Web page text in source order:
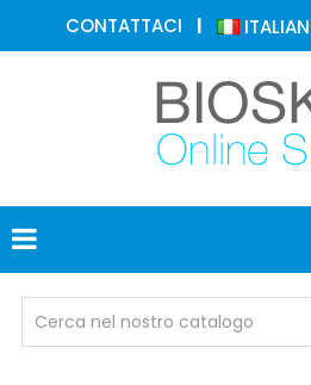
CONTATTACI
MEDICINA
ESTETICA
DERMATOLOGIA
FOTOTERAPIA
ELETTROMEDICALI
MEDICO
OCCHIALI
DI